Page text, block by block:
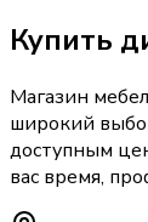
Купить
Магазин
широкий
доступным
вас время,